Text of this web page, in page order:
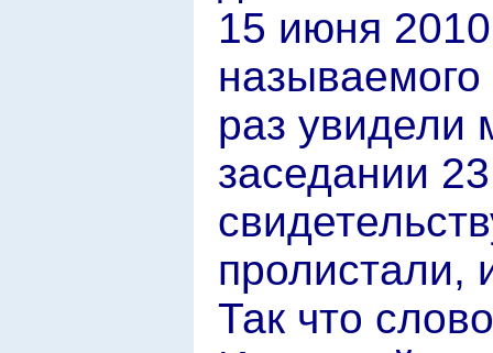
15 июня
раз увидели
заседании
пролистали,
Так что